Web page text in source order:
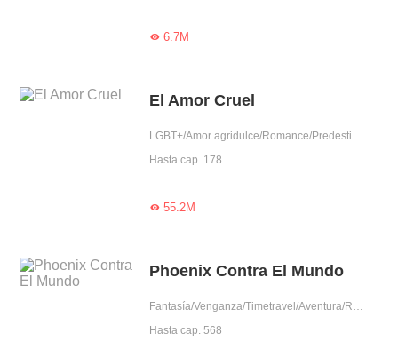
6.7M
El Amor Cruel
LGBT+/Amor agridulce/Romance/Predestinado/Traición/Dominante/Arrogante/Intrigante/Bondadosa
Hasta cap. 178
55.2M
Phoenix Contra El Mundo
Fantasía/Venganza/Timetravel/Aventura/Renacimiento/Uno VS Varios/Intrigante/Mujer poderosa
Hasta cap. 568